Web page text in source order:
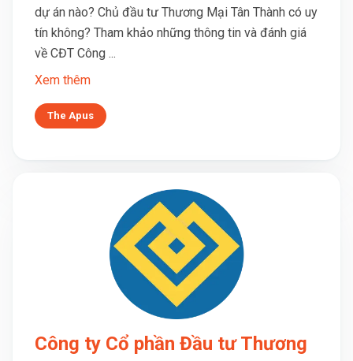
dự án nào? Chủ đầu tư Thương Mại Tân Thành có uy
tín không? Tham khảo những thông tin và đánh giá
về CĐT Công ...
Xem thêm
The Apus
Công ty Cổ phần Đầu tư Thương